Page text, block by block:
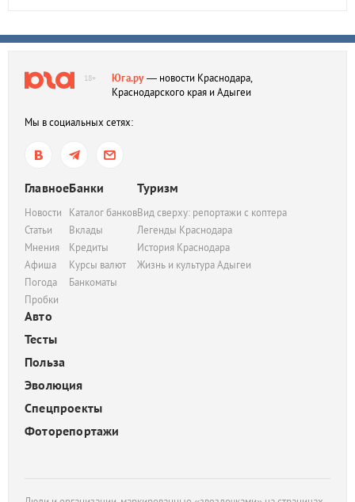
18+ Юга.ру— новости Краснодара,
Краснодарского края и Адыгеи
Мы в социальных сетях:
Главное
Новости
Статьи
Мнения
Афиша
Погода
Пробки
Банки
Каталог банков
Вклады
Кредиты
Курсы валют
Банкоматы
Туризм
Вид сверху: репортажи с коптера
Легенды Краснодара
История Краснодара
Жизнь и культура Адыгеи
Авто
Тесты
Польза
Эволюция
Спецпроекты
Фоторепортажи